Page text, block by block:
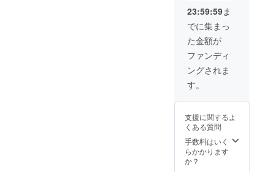
る場合
があり
ます。
ン・仕
様は変
更にな
る可能
性もご
ざいま
す。ご
了承く
ご注文
使用部
材の供
給状
況、製
） × 1個
※皆様の
ご支援
により
量産効
率が向
上した
売価格
予定価
格より
下がる
可能性
もござ
23:59:59ま
でに集まっ
た金額が
ファンディ
ングされま
す。
支援に関するよ
くある質問
手数料はいく
らかかります
か？